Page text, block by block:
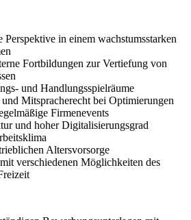
Perspektive in einem wachstumsstarken
Fortbildungen zur Vertiefung von
und Handlungsspielräume
Mitspracherecht bei Optimierungen
Firmenevents
und hoher Digitalisierungsgrad
Altersvorsorge
verschiedenen Möglichkeiten des